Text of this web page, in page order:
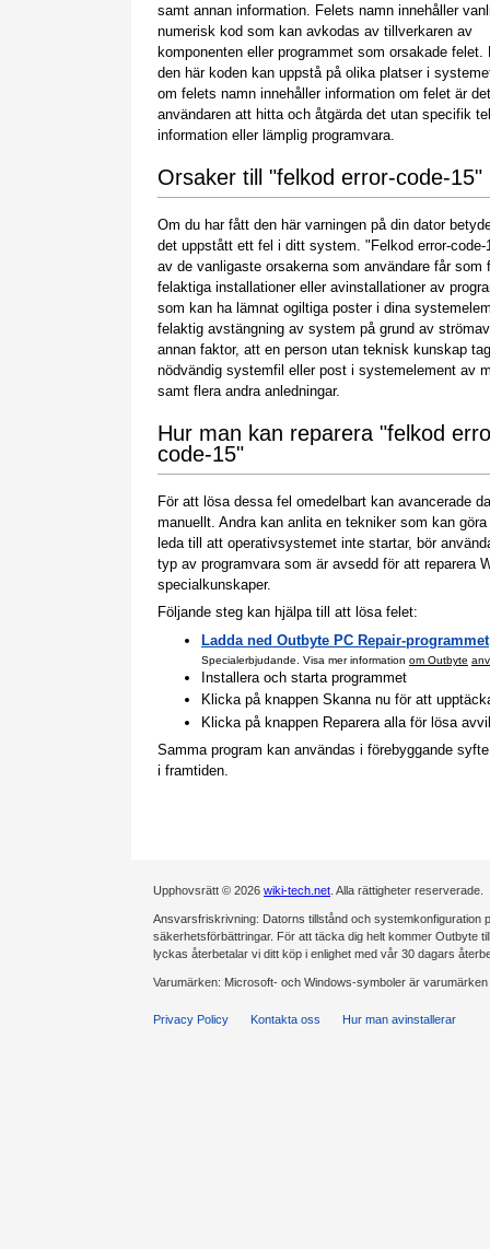
samt annan information. Felets namn innehåller
numerisk kod som kan avkodas av tillverkaren av
komponenten eller programmet som orsakade felet.
den här koden kan uppstå på olika platser i
om felets namn innehåller information om felet är
användaren att hitta och åtgärda det utan specifik
information eller lämplig programvara.
Orsaker till "felkod error-code-15"
Om du har fått den här varningen på din dator
det uppstått ett fel i ditt system. "Felkod error-code-
av de vanligaste orsakerna som användare får som
felaktiga installationer eller avinstallationer av
som kan ha lämnat ogiltiga poster i dina
felaktig avstängning av system på grund av
annan faktor, att en person utan teknisk kunskap
nödvändig systemfil eller post i systemelement av
samt flera andra anledningar.
Hur man kan reparera "felkod
code-15"
För att lösa dessa fel omedelbart kan avancerade
manuellt. Andra kan anlita en tekniker som kan
leda till att operativsystemet inte startar, bör
typ av programvara som är avsedd för att reparera
specialkunskaper.
Följande steg kan hjälpa till att lösa felet:
Ladda ned Outbyte PC Repair-programmet
Specialerbjudande. Visa mer information om Outbyte
Installera och starta programmet
Klicka på knappen Skanna nu för att
Klicka på knappen Reparera alla för lösa
Samma program kan användas i förebyggande
i framtiden.
Upphovsrätt © 2026 wiki-tech.net . Alla rättigheter reserverade.
Ansvarsfriskrivning: Datorns tillstånd och systemkonfiguration
säkerhetsförbättringar. För att täcka dig helt kommer Outbyte
lyckas återbetalar vi ditt köp i enlighet med vår 30 dagars
Varumärken: Microsoft- och Windows-symboler är
Privacy Policy Kontakta oss Hur man avinstallerar